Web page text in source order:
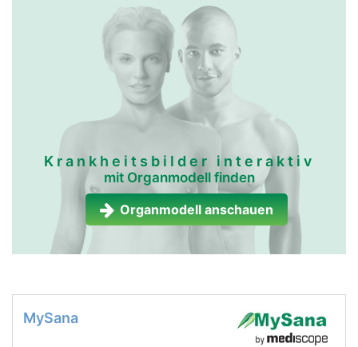
Krankheitsbilder interaktiv
mit Organmodell finden
Organmodell anschauen
MySana